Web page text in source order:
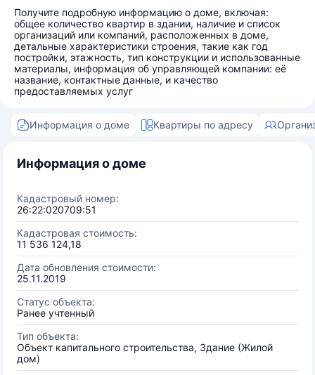
Получите подробную информацию о доме, включая:
общее количество квартир в здании, наличие и список
организаций или компаний, расположенных в доме,
детальные характеристики строения, такие как год
постройки, этажность, тип конструкции и использованные
материалы, информация об управляющей компании: её
название, контактные данные, и качество
предоставляемых услуг
Информация о доме Квартиры по адресу
Информация о доме
Кадастровый номер:
26:22:020709:51
Кадастровая стоимость:
11 536 124,18
Дата обновления стоимости:
25.11.2019
Статус объекта:
Ранее учтенный
Тип объекта:
Объект капитального строительства, Здание (Жилой
дом)